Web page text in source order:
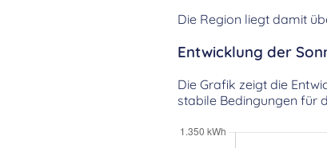
Die Region liegt damit
Entwicklung der
Die Grafik zeigt die
stabile Bedingungen für